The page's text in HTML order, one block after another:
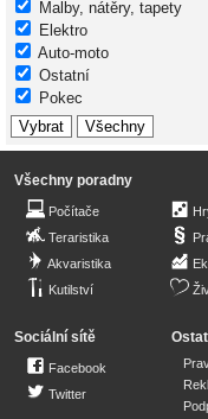
Malby, nátěry, tapety
Elektro
Auto-moto
Ostatní
Pokec
Všechny poradny
Počítače
Teraristika
Akvaristika
Kutilství
Sociální sítě
Facebook
Twitter